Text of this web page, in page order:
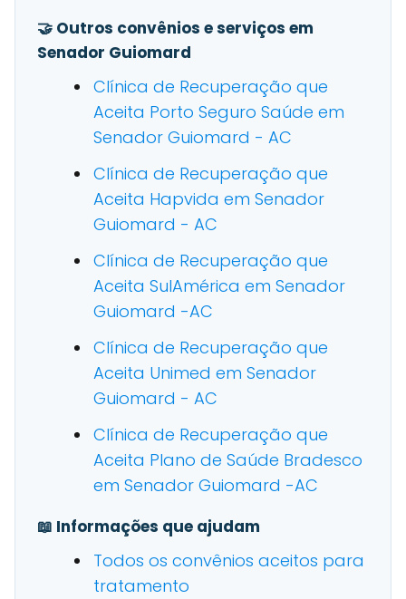
🤝 Outros convênios e serviços em
Senador Guiomard
Clínica de Recuperação que
Aceita Porto Seguro Saúde em
Senador Guiomard - AC
Clínica de Recuperação que
Aceita Hapvida em Senador
Guiomard - AC
Clínica de Recuperação que
Aceita SulAmérica em Senador
Guiomard -AC
Clínica de Recuperação que
Aceita Unimed em Senador
Guiomard - AC
Clínica de Recuperação que
Aceita Plano de Saúde Bradesco
em Senador Guiomard -AC
📖 Informações que ajudam
Todos os convênios aceitos para
tratamento